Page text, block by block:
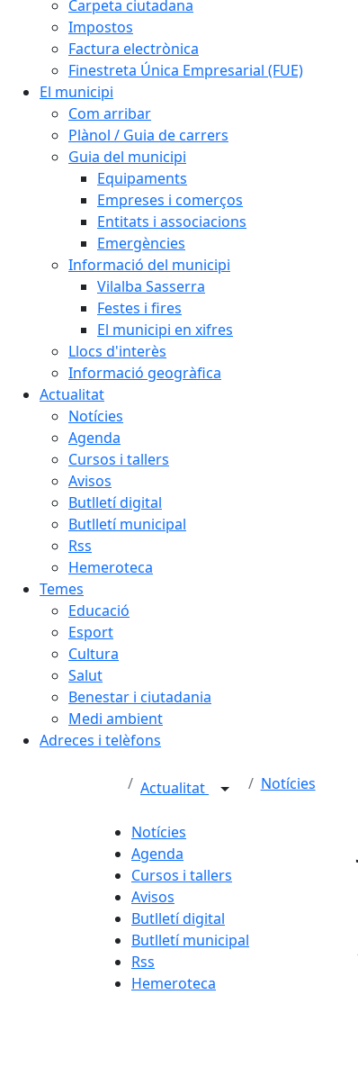
Carpeta ciutadana
Impostos
Factura electrònica
Finestreta Única Empresarial (FUE)
El municipi
Com arribar
Plànol / Guia de carrers
Guia del municipi
Equipaments
Empreses i comerços
Entitats i associacions
Emergències
Informació del municipi
Vilalba Sasserra
Festes i fires
El municipi en xifres
Llocs d'interès
Informació geogràfica
Actualitat
Notícies
Agenda
Cursos i tallers
Avisos
Butlletí digital
Butlletí municipal
Rss
Hemeroteca
Temes
Educació
Esport
Cultura
Salut
Benestar i ciutadania
Medi ambient
Adreces i telèfons
Actualitat Notícies
Notícies
Agenda
Cursos i tallers
Avisos
Butlletí digital
Butlletí municipal
Rss
Hemeroteca